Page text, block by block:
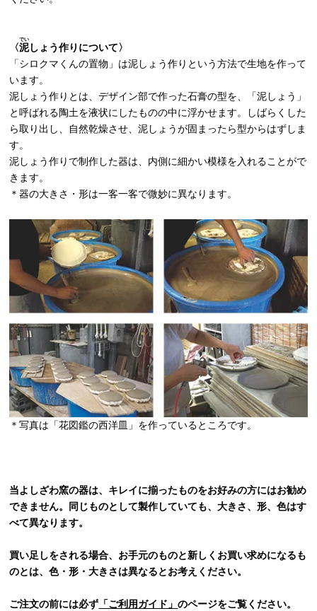
〈泥
でい
しょう作りについて〉
「シロクマくんの置物」は泥しょう作りという方法で生地を作って
います。
泥しょう作りとは、デザイン部で作った石膏の型を、「泥しょう」
と呼ばれる陶土を液状にしたものの中に浮かせます。しばらくした
ら取り出し、自然乾燥させ、泥しょうが固まったら型からはずしま
す。
泥しょう作りで制作した器は、内側に細かい模様を入れることがで
きます。
＊器の大きさ・形は一客一客で微妙に異なります。
＊写真は「花図鑑の西洋皿」を作っているところです。
当よしざわ窯の器は、キレイに揃ったものをお好みの方にはお勧め
できません。同じものとして製作していても、大きさ、形、色はす
べて異なります。
買い足しをされる場合、お手元のものと新しくお買い求めになるも
のとは、色・形・大きさは異なるとお考えください。
ご注文の前には必ず 「ご利用ガイド」のページをご覧ください。